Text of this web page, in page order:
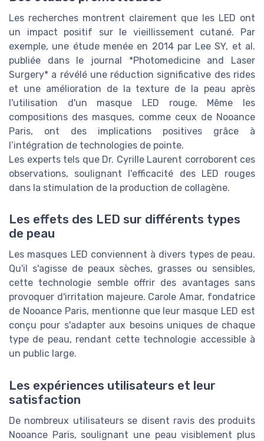
Les recherches montrent clairement que les LED ont
un impact positif sur le vieillissement cutané. Par
exemple, une étude menée en 2014 par Lee SY, et al.
publiée dans le journal *Photomedicine and Laser
Surgery* a révélé une réduction significative des rides
et une amélioration de la texture de la peau après
l'utilisation d'un masque LED rouge. Même les
compositions des masques, comme ceux de Nooance
Paris, ont des implications positives grâce à
l’intégration de technologies de pointe.
Les experts tels que Dr. Cyrille Laurent corroborent ces
observations, soulignant l'efficacité des LED rouges
dans la stimulation de la production de collagène.
Les effets des LED sur différents types
de peau
Les masques LED conviennent à divers types de peau.
Qu'il s'agisse de peaux sèches, grasses ou sensibles,
cette technologie semble offrir des avantages sans
provoquer d'irritation majeure. Carole Amar, fondatrice
de Nooance Paris, mentionne que leur masque LED est
conçu pour s'adapter aux besoins uniques de chaque
type de peau, rendant cette technologie accessible à
un public large.
Les expériences utilisateurs et leur
satisfaction
De nombreux utilisateurs se disent ravis des produits
Nooance Paris, soulignant une peau visiblement plus